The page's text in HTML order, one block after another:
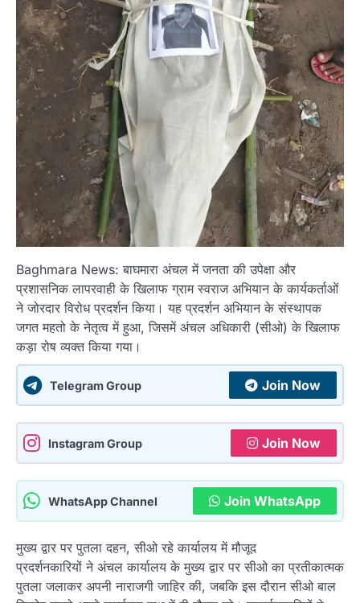
Baghmara News: बाघमारा अंचल में जनता की उपेक्षा और
प्रशासनिक लापरवाही के खिलाफ ग्राम स्वराज अभियान के कार्यकर्ताओं
ने जोरदार विरोध प्रदर्शन किया। यह प्रदर्शन अभियान के संस्थापक
जगत महतो के नेतृत्व में हुआ, जिसमें अंचल अधिकारी (सीओ) के खिलाफ
कड़ा रोष व्यक्त किया गया।
Telegram Group Join Now
Instagram Group Join Now
WhatsApp Channel Join WhatsApp
मुख्य द्वार पर पुतला दहन, सीओ रहे कार्यालय में मौजूद
प्रदर्शनकारियों ने अंचल कार्यालय के मुख्य द्वार पर सीओ का प्रतीकात्मक
पुतला जलाकर अपनी नाराजगी जाहिर की, जबकि इस दौरान सीओ बाल